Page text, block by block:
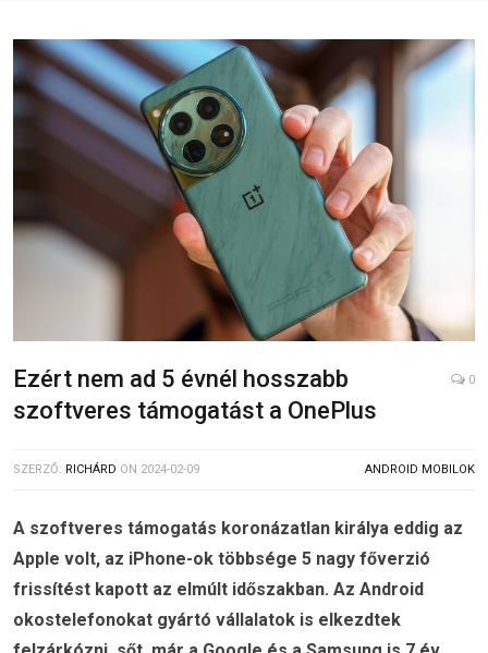
Ezért nem ad 5 évnél hosszabb
szoftveres támogatást a OnePlus
0
SZERZŐ: RICHÁRD ON 2024-02-09 ANDROID MOBILOK
A szoftveres támogatás koronázatlan királya eddig az
Apple volt, az iPhone-ok többsége 5 nagy főverzió
frissítést kapott az elmúlt időszakban. Az Android
okostelefonokat gyártó vállalatok is elkezdtek